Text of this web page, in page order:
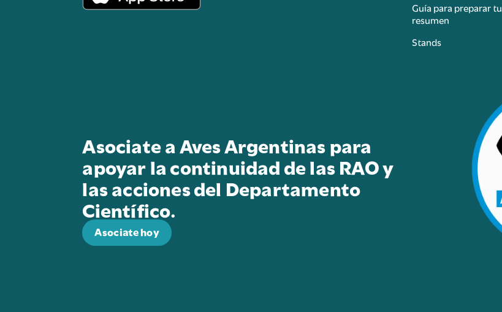
Guía para preparar tu
resumen
Stands
Asociate a Aves Argentinas para
apoyar la continuidad de las RAO y
las acciones del Departamento
Científico.
Asociate hoy